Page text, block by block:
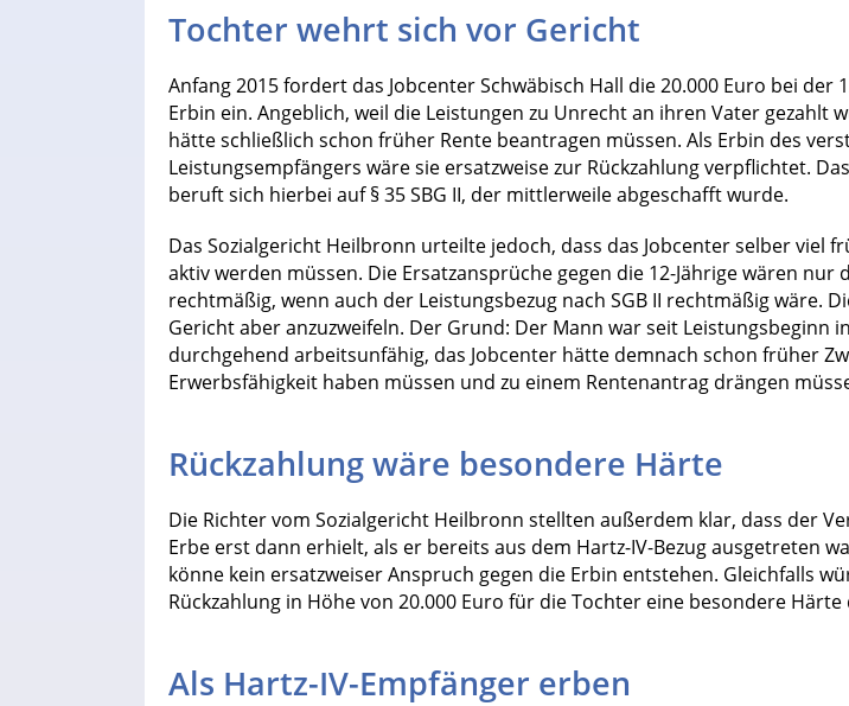
Tochter wehrt sich vor Gericht
Anfang 2015 fordert das Jobcenter Schwäbisch Hall die 20.000 Euro bei der
Erbin ein. Angeblich, weil die Leistungen zu Unrecht an ihren Vater gezahlt
hätte schließlich schon früher Rente beantragen müssen. Als Erbin des
Leistungsempfängers wäre sie ersatzweise zur Rückzahlung verpflichtet.
beruft sich hierbei auf § 35 SBG II, der mittlerweile abgeschafft wurde.
Das Sozialgericht Heilbronn urteilte jedoch, dass das Jobcenter selber viel
aktiv werden müssen. Die Ersatzansprüche gegen die 12-Jährige wären nur
rechtmäßig, wenn auch der Leistungsbezug nach SGB II rechtmäßig wäre.
Gericht aber anzuzweifeln. Der Grund: Der Mann war seit Leistungsbeginn
durchgehend arbeitsunfähig, das Jobcenter hätte demnach schon früher
Erwerbsfähigkeit haben müssen und zu einem Rentenantrag drängen
Rückzahlung wäre besondere Härte
Die Richter vom Sozialgericht Heilbronn stellten außerdem klar, dass der
Erbe erst dann erhielt, als er bereits aus dem Hartz-IV-Bezug ausgetreten
könne kein ersatzweiser Anspruch gegen die Erbin entstehen. Gleichfalls
Rückzahlung in Höhe von 20.000 Euro für die Tochter eine besondere
Als Hartz-IV-Empfänger erben
Geld verdienen als
Bezahlte Umfragen -